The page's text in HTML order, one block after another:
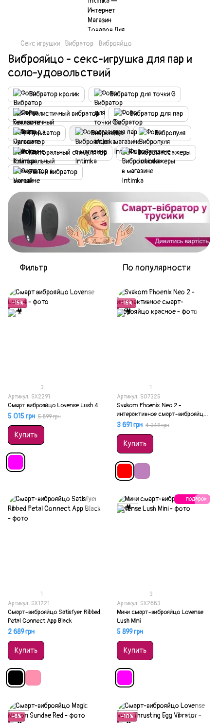
Секс игрушки Вибратор Виброяйцо
Виброяйцо - секс-игрушка для пар и
соло-удовольствий
Вибратор кролик Вибратор для точки G
Реалистичный вибратор Вибратор для пар
Пульсатор Виброяйцо Вибропуля
Клиторальный cтимулятор Вибромассажеры
Умный вибратор
Фильтр По популярности
Акция
−15%
3
Артикул: SX2291
Смарт виброяйцо Lovense Lush 4
5 015 грн 5 899 грн
Купить
Акция
−15%
1
Артикул: SO7325
Svakom Phoenix Neo 2 -
интерактивное смарт-виброяйцо
красное
3 691 грн 4 349 грн
Купить
1
Артикул: SX1221
Смарт-виброяйцо Satisfyer Ribbed
Petal Connect App Black
2 689 грн
Купить
подарок
Акция
3
Артикул: SX2663
Мини смарт-виброяйцо Lovense
Lush Mini
5 899 грн
Купить
Акция
−8%
Акция
−10%